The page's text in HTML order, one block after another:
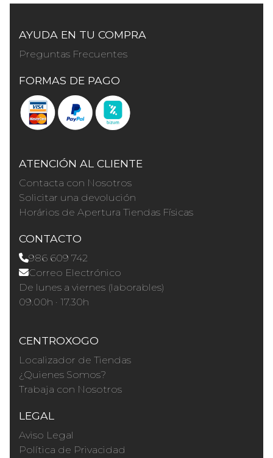
AYUDA EN TU COMPRA
Preguntas Frecuentes
FORMAS DE PAGO
ATENCIÓN AL CLIENTE
Contacta con Nosotros
Solicitar una devolución
Horários de Apertura Tiendas Físicas
CONTACTO
986 609 742
Correo Electrónico
De lunes a viernes (laborables)
09.00h · 17.30h
CENTROXOGO
Localizador de Tiendas
¿Quienes Somos?
Trabaja con Nosotros
LEGAL
Aviso Legal
Política de Privacidad